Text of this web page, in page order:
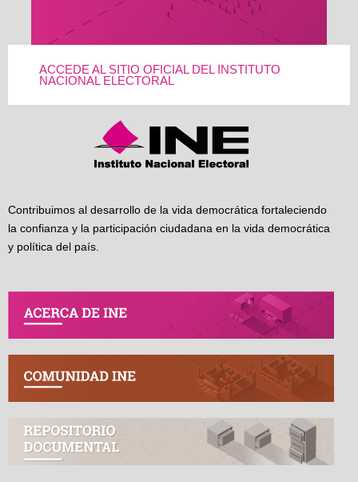
ACCEDE AL SITIO OFICIAL DEL INSTITUTO
NACIONAL ELECTORAL
Contribuimos al desarrollo de la vida democrática fortaleciendo
la confianza y la participación ciudadana en la vida democrática
y política del país.